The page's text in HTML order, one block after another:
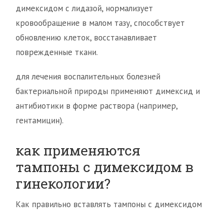
димексидом с лидазой, нормализует
кровообращение в малом тазу, способствует
обновлению клеток, восстанавливает
поврежденные ткани.
для лечения воспалительных болезней
бактериальной природы применяют димексид и
антибиотики в форме раствора (например,
гентамицин).
как применяются
тампоны с димексидом в
гинекологии?
Как правильно вставлять тампоны с димексидом